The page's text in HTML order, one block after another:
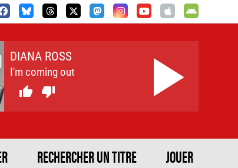
DIANA ROSS
I'm coming out
 
RECHERCHER UN TITRE JOUER